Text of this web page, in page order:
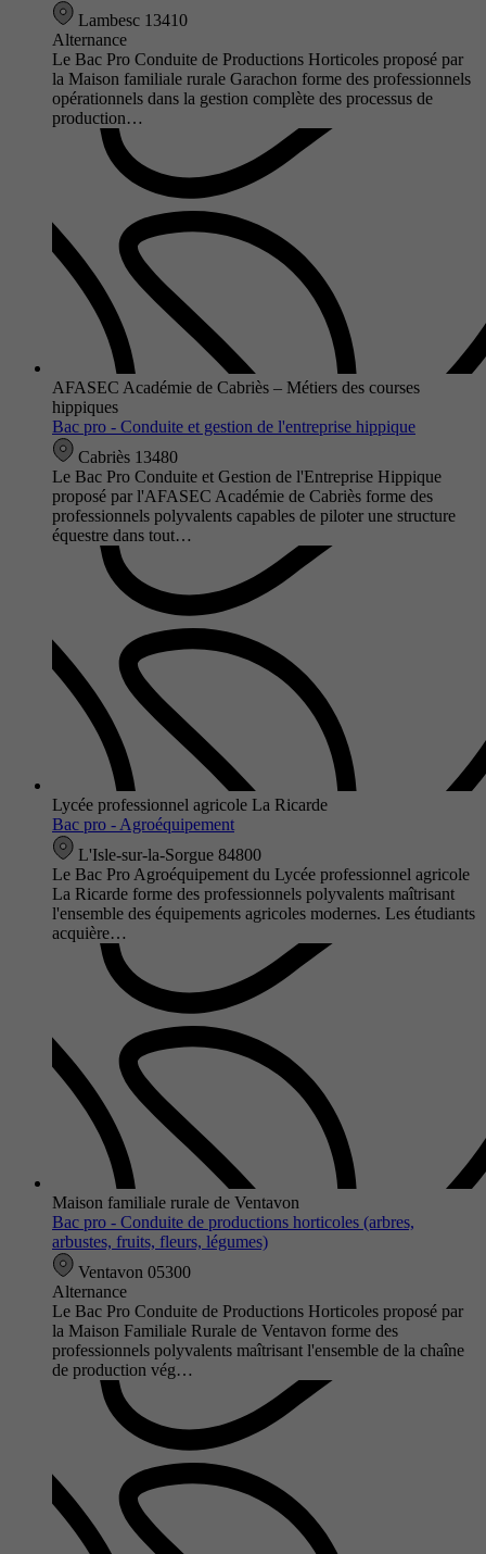
Lambesc 13410
Alternance
Le Bac Pro Conduite de Productions Horticoles proposé par
la Maison familiale rurale Garachon forme des professionnels
opérationnels dans la gestion complète des processus de
production…
AFASEC Académie de Cabriès – Métiers des courses
hippiques
Bac pro - Conduite et gestion de l'entreprise hippique
Cabriès 13480
Le Bac Pro Conduite et Gestion de l'Entreprise Hippique
proposé par l'AFASEC Académie de Cabriès forme des
professionnels polyvalents capables de piloter une structure
équestre dans tout…
Lycée professionnel agricole La Ricarde
Bac pro - Agroéquipement
L'Isle-sur-la-Sorgue 84800
Le Bac Pro Agroéquipement du Lycée professionnel agricole
La Ricarde forme des professionnels polyvalents maîtrisant
l'ensemble des équipements agricoles modernes. Les étudiants
acquière…
Maison familiale rurale de Ventavon
Bac pro - Conduite de productions horticoles (arbres,
arbustes, fruits, fleurs, légumes)
Ventavon 05300
Alternance
Le Bac Pro Conduite de Productions Horticoles proposé par
la Maison Familiale Rurale de Ventavon forme des
professionnels polyvalents maîtrisant l'ensemble de la chaîne
de production vég…